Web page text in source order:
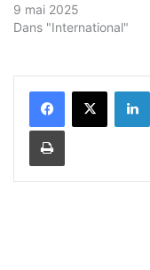
9 mai 2025
Dans "International"